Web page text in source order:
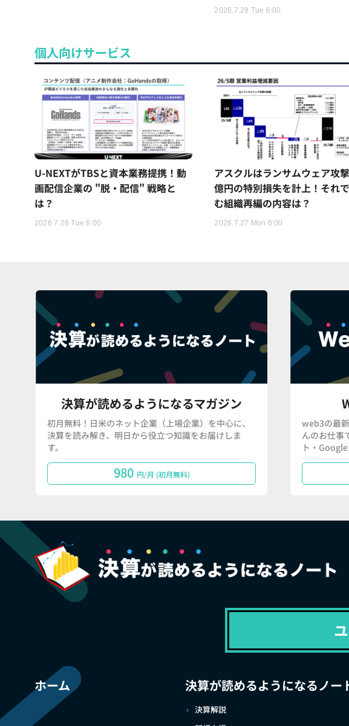
2026.7.28 Tue 6:00
個人向けサービス
U-NEXTがTBSと資本業務提携！動
画配信企業の "脱・配信" 戦略と
は？
2026.7.28 Tue 6:00
アスクルはランサムウェア攻
億円の特別損失を計上！それ
む組織再編の内容は？
2026.7.27 Mon 6:00
決算が読めるようになるマガジン
初月無料！日米のネット企業（上場企業）を中心に、
決算を読み解き、明日から役立つ知識をお届けしま
す。
980 円/月 (初月無料)
web3の最
んのお仕事
ト・
ホーム 決算が読めるようになるノー
決算解説